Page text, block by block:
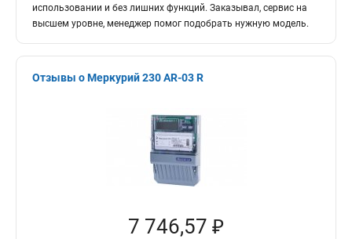
использовании и без лишних функций. Заказывал, сервис на
высшем уровне, менеджер помог подобрать нужную модель.
Отзывы о Меркурий 230 AR-03 R
7 746,57 ₽